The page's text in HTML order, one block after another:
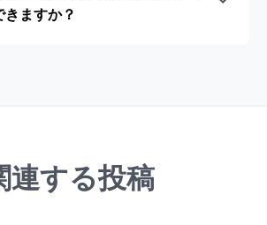
ますか？
連する投稿